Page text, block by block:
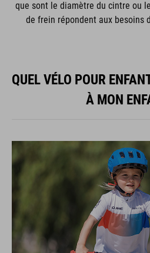
que sont le diamètre du cintre ou
de frein répondent aux besoins
QUEL VÉLO POUR
À MON